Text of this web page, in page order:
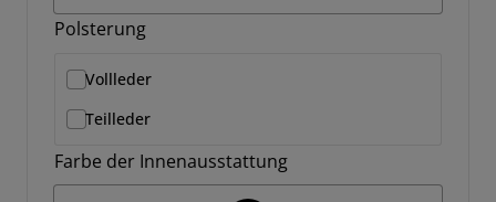
Polsterung
Vollleder
Teilleder
Farbe der Innenausstattung